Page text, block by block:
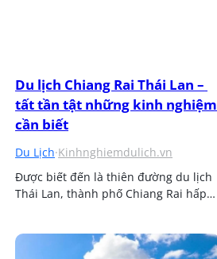
Du lịch Chiang Rai Thái Lan –
tất tần tật những kinh nghiệm
cần biết
Du Lịch·Kinhnghiemdulich.vn
Được biết đến là thiên đường du lịch
Thái Lan, thành phố Chiang Rai hấp…